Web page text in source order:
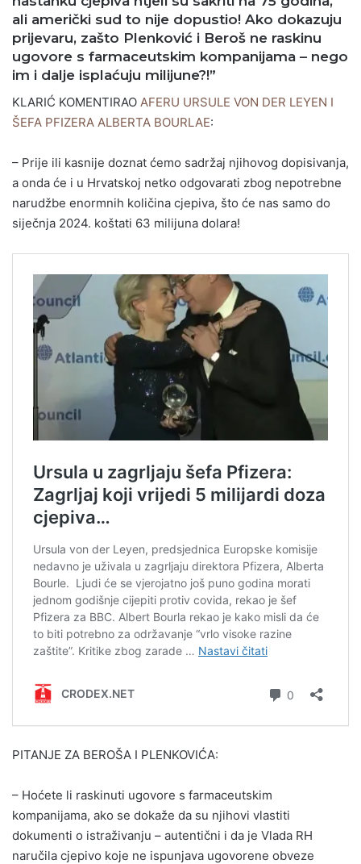
ali američki sud to nije dopustio! Ako dokazuju
prijevaru, zašto Plenković i Beroš ne raskinu
ugovore s farmaceutskim kompanijama – nego
im i dalje isplaćuju milijune?!”
KLARIĆ KOMENTIRAO AFERU URSULE VON DER LEYEN I
ŠEFA PFIZERA ALBERTA BOURLAE:
– Prije ili kasnije doznat ćemo sadržaj njihovog dopisivanja,
a onda će i u Hrvatskoj netko odgovarati zbog nepotrebne
narudžbe enormnih količina cjepiva, što će nas samo do
siječnja 2024. koštati 63 milijuna dolara!
PITANJE ZA BEROŠA I PLENKOVIĆA:
– Hoćete li raskinuti ugovore s farmaceutskim
kompanijama, ako se dokaže da su njihovi vlastiti
dokumenti o istraživanju – autentični i da je Vlada RH
naručila cjepivo koje ne ispunjava ugovorene obveze